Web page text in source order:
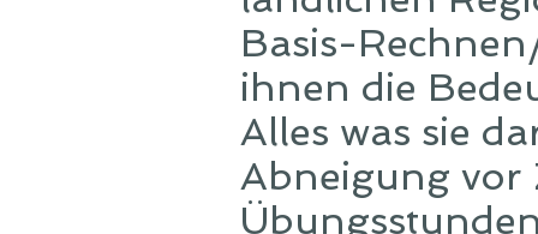
Basis-
ihnen die
Alles was sie
Abneigung vor